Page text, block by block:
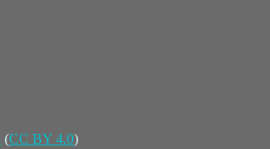
(CC BY 4.0)